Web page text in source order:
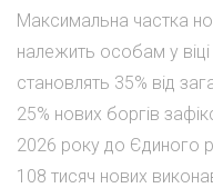
Максимальна частка
належить особам у віці
становлять 35% від
25% нових боргів
2026 року до Єдиного
108 тисяч нових